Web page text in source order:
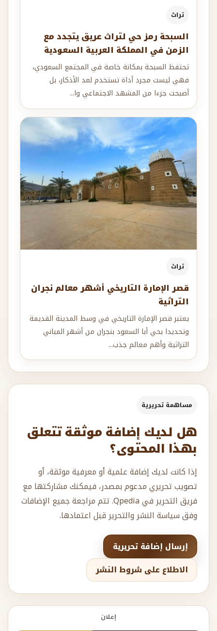
تراث
السبحة رمز حي لتراث عريق يتجدد مع
الزمن في المملكة العربية السعودية
تحتفظ السبحة بمكانة خاصة في المجتمع السعودي،
فهي ليست مجرد أداة تستخدم لعد الأذكار، بل
أصبحت جزءا من المشهد الاجتماعي وا...
تراث
قصر الإمارة التاريخي أشهر معالم نجران
التراثية
يعتبر قصر الإمارة التاريخي في وسط المدينة القديمة
وتحديدا بحي أبا السعود بنجران من أشهر المباني
التراثية وأهم معالم جذب...
مساهمة تحريرية
هل لديك إضافة موثقة تتعلق
بهذا المحتوى؟
إذا كانت لديك إضافة علمية أو معرفية موثقة، أو
تصويب تحريري مدعوم بمصدر، فيمكنك مشاركتها مع
فريق التحرير في Qpedia. تتم مراجعة جميع الإضافات
وفق سياسة النشر والتحرير قبل اعتمادها.
إرسال إضافة تحريرية
الاطلاع على شروط النشر
إعلان